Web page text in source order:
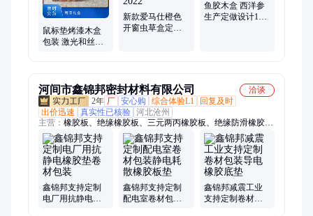
鼠标垫烤漆木盒
包装 激光和丝印
新款爱马仕橙色
开窗虫草盒定制
鱼胶木盒 西洋参
生产定做设计15
河间市鑫锦邦密封材料有限公司
洽谈
2年 厂 安心购 综合体验L1
回复及时
出价迅速
真实性已核验 河北沧州
主营： 橡胶板、绝缘橡胶板、三元两丙橡胶板、绝缘防滑橡胶
垫、橡胶垫、密封橡胶垫、异形胶垫、绝缘胶垫、异型橡胶垫、
防静电橡胶垫、橡胶减震垫、阻燃橡胶板、防滑橡胶板、防静电
橡胶板、橡胶板定制、异形橡胶板、耐磨橡胶板、阻燃耐磨橡胶
板、柳叶纹橡胶板、白色橡胶板、丁腈橡胶板、自粘橡胶板、背
胶橡胶板、异型橡胶板、橡胶绝缘片
鑫锦邦支持定制
电厂用抗静电橡
鑫锦邦支持定制
配电室卷材包装
鑫锦邦减震工业
支持定制卷材包